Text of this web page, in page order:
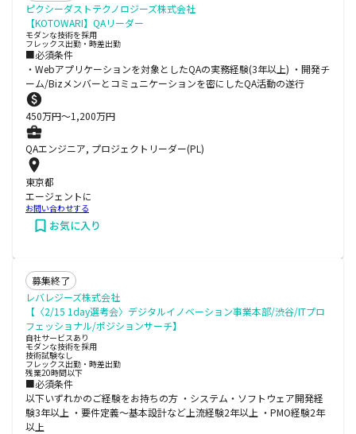
ピクシーダストテクノロジーズ株式会社
【KOTOWARI】QAリーダー
モダンな技術を採用
フレックス出勤・時差出勤
■必須条件
・Webアプリケーションを対象としたQAの実務経験(3年以上) ・開発チ
ーム/Bizメンバーとコミュニケーションを密にしたQA活動の遂行
450万円〜1,200万円
QAエンジニア, プロジェクトリーダー(PL)
東京都
エージェントに
お問い合わせする
お気に入り
募集終了
レバレジーズ株式会社
【〈2/15 1day選考会〉デジタルイノベーション事業本部/渋谷/ITプロ
フェッショナル/ポジションサーチ】
自社サービスあり
モダンな技術を採用
技術試験なし
フレックス出勤・時差出勤
残業20時間以下
■必須条件
以下いずれかのご経験をお持ちの方 ・システム・ソフトウェア開発経
験3年以上 ・要件定義～基本設計など上流経験2年以上 ・PMO経験2年
以上